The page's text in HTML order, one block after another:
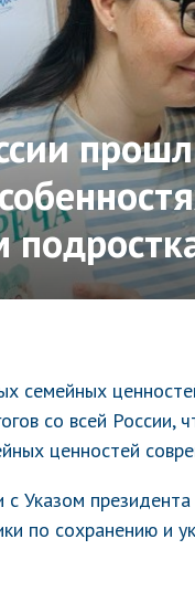
семейных
со всей России,
ценностей
с Указом
по сохранению и